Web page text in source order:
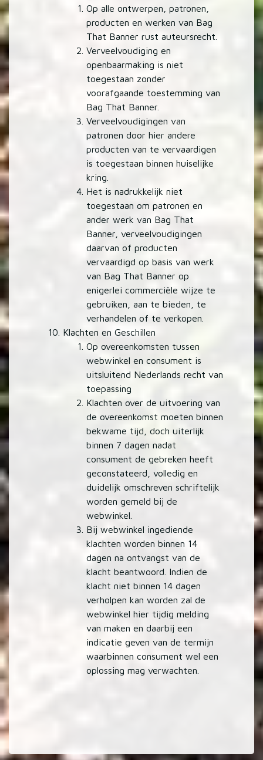
Op alle ontwerpen, patronen,
producten en werken van Bag
That Banner rust auteursrecht.
Verveelvoudiging en
openbaarmaking is niet
toegestaan zonder
voorafgaande toestemming van
Bag That Banner.
Verveelvoudigingen van
patronen door hier andere
producten van te vervaardigen
is toegestaan binnen huiselijke
kring.
Het is nadrukkelijk niet
toegestaan om patronen en
ander werk van Bag That
Banner, verveelvoudigingen
daarvan of producten
vervaardigd op basis van werk
van Bag That Banner op
enigerlei commerciële wijze te
gebruiken, aan te bieden, te
verhandelen of te verkopen.
Klachten en Geschillen
Op overeenkomsten tussen
webwinkel en consument is
uitsluitend Nederlands recht van
toepassing
Klachten over de uitvoering van
de overeenkomst moeten binnen
bekwame tijd, doch uiterlijk
binnen 7 dagen nadat
consument de gebreken heeft
geconstateerd, volledig en
duidelijk omschreven schriftelijk
worden gemeld bij de
webwinkel.
Bij webwinkel ingediende
klachten worden binnen 14
dagen na ontvangst van de
klacht beantwoord. Indien de
klacht niet binnen 14 dagen
verholpen kan worden zal de
webwinkel hier tijdig melding
van maken en daarbij een
indicatie geven van de termijn
waarbinnen consument wel een
oplossing mag verwachten.